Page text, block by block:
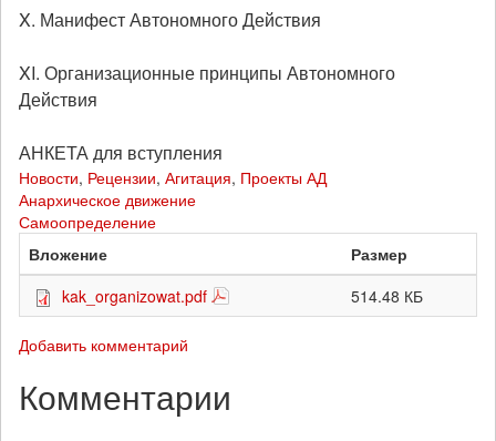
X. Манифест Автономного Действия
XI. Организационные принципы Автономного
Действия
АНКЕТА для вступления
Новости, Рецензии, Агитация, Проекты АД
Анархическое движение
Самоопределение
Вложение
Размер
kak_organizowat.pdf
514.48 КБ
Добавить комментарий
Комментарии